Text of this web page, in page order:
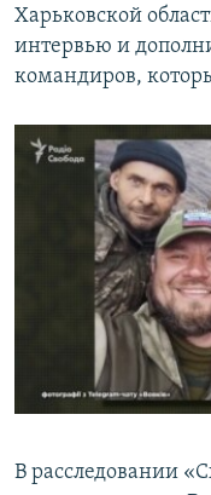
Харьковской
интервью и
командиров,
В расследовании